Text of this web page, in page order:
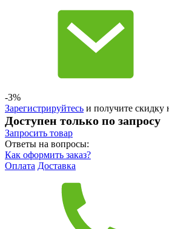
-3%
Зарегистрируйтесь и получите скидку
Доступен только по запросу
Запросить товар
Ответы на вопросы:
Как оформить заказ?
Оплата Доставка